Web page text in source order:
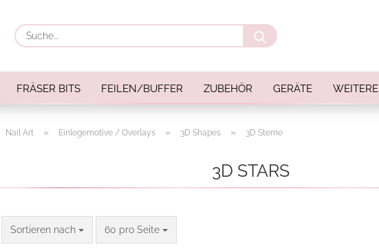
Suche...
FRÄSER BITS FEILEN/BUFFER ZUBEHÖR GERÄTE WEITERE
Nail Art » Einlegemotive / Overlays » 3D Shapes » 3D Sterne
3D STARS
Sortieren nach
Sortieren nach 60 pro Seite
pro Seite